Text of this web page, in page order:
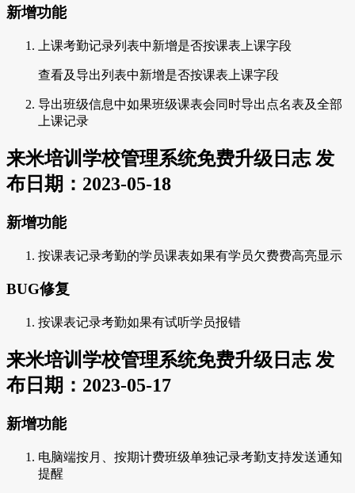
新增功能
上课考勤记录列表中新增是否按课表上课字段
查看及导出列表中新增是否按课表上课字段
导出班级信息中如果班级课表会同时导出点名表及全部
上课记录
来米培训学校管理系统免费升级日志 发
布日期：2023-05-18
新增功能
按课表记录考勤的学员课表如果有学员欠费费高亮显示
BUG修复
按课表记录考勤如果有试听学员报错
来米培训学校管理系统免费升级日志 发
布日期：2023-05-17
新增功能
电脑端按月、按期计费班级单独记录考勤支持发送通知
提醒